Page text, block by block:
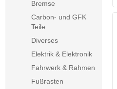
Bremse
Carbon- und GFK
Teile
Diverses
Elektrik & Elektronik
Fahrwerk & Rahmen
Fußrasten